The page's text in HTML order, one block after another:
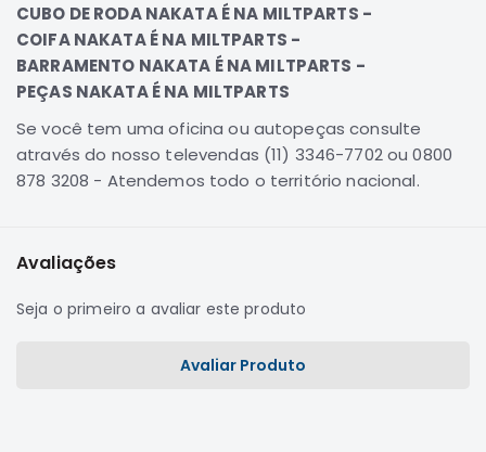
Correias
Filtros
Transmissão
Elétrica
Acessórios
Airtrek
Correias
Transmissão
CUBO DE RODA NAKATA É NA MILTPARTS -
COIFA NAKATA É NA MILTPARTS -
BARRAMENTO NAKATA É NA MILTPARTS -
PEÇAS NAKATA É NA MILTPARTS
Se você tem uma oficina ou autopeças consulte
através do nosso televendas (11) 3346-7702 ou 0800
878 3208 - Atendemos todo o território nacional.
Avaliações
Seja o primeiro a avaliar este produto
Avaliar Produto